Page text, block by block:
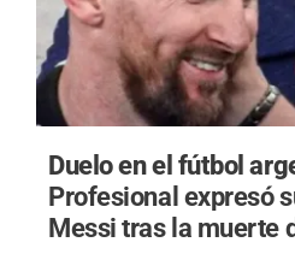
Duelo en el fútbol
Profesional expresó
Messi tras la muerte